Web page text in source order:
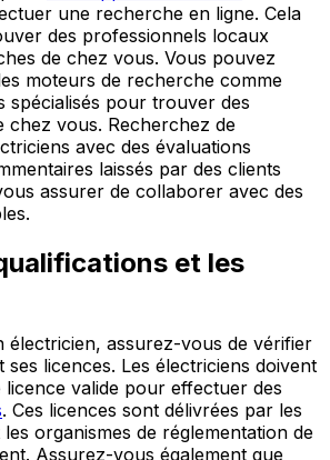
une recherche en ligne. Cela
des professionnels locaux
de chez vous. Vous pouvez
moteurs de recherche comme
spécialisés pour trouver des
chez vous. Recherchez de
avec des évaluations
laissés par des clients
assurer de collaborer avec des
et les
électricien, assurez-vous de vérifier
ses licences. Les électriciens doivent
licence valide pour effectuer des
. Ces licences sont délivrées par les
organismes de réglementation de
Assurez-vous également que